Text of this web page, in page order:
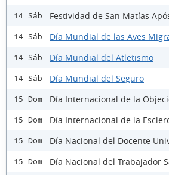
14 Sáb Festividad de San Matías
14 Sáb Día Mundial de las Aves
14 Sáb Día Mundial del Atletismo
14 Sáb Día Mundial del Seguro
15 Dom Día Internacional de la
15 Dom Día Internacional de la
15 Dom Día Nacional del Docente
15 Dom Día Nacional del Trabajador